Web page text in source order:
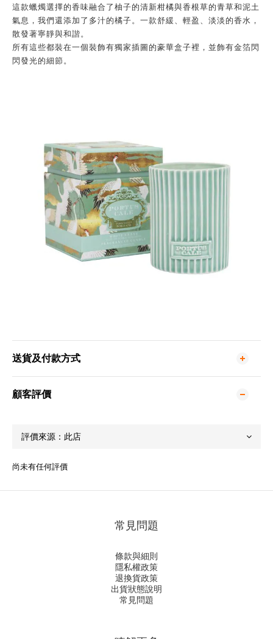
這款蠟燭選擇的香味融合了柚子的清新柑橘與香根草的青草和泥土
氣息，我們還添加了多汁的橘子。一款舒緩、輕盈、淡淡的香水，
散發著寧靜與和諧。
所有這些都裝在一個裝飾有獨家插圖的豪華盒子裡，並飾有金箔閃
閃發光的細節。
送貨及付款方式
顧客評價
尚未有任何評價
常見問題
條款與細則
隱私權政策
退換貨政策
出貨狀態說明
常見問題